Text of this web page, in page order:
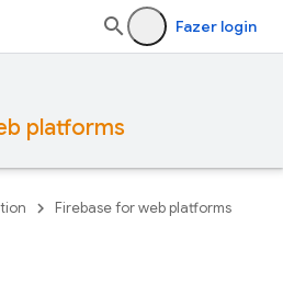
Fazer login
platforms
Firebase for web platforms